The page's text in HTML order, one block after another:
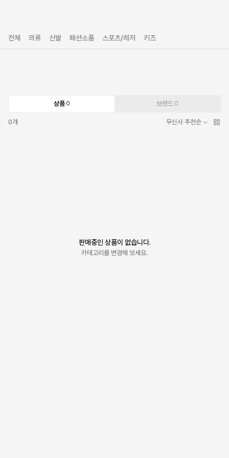
전체 의류 신발 패션소품 스포츠/레저 키즈
상품 0 브랜드 0
0개 무신사 추천순
판매중인 상품이 없습니다.
카테고리를 변경해 보세요.